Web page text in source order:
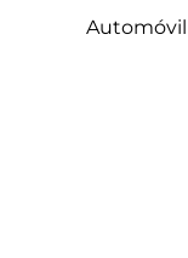
Automóvil